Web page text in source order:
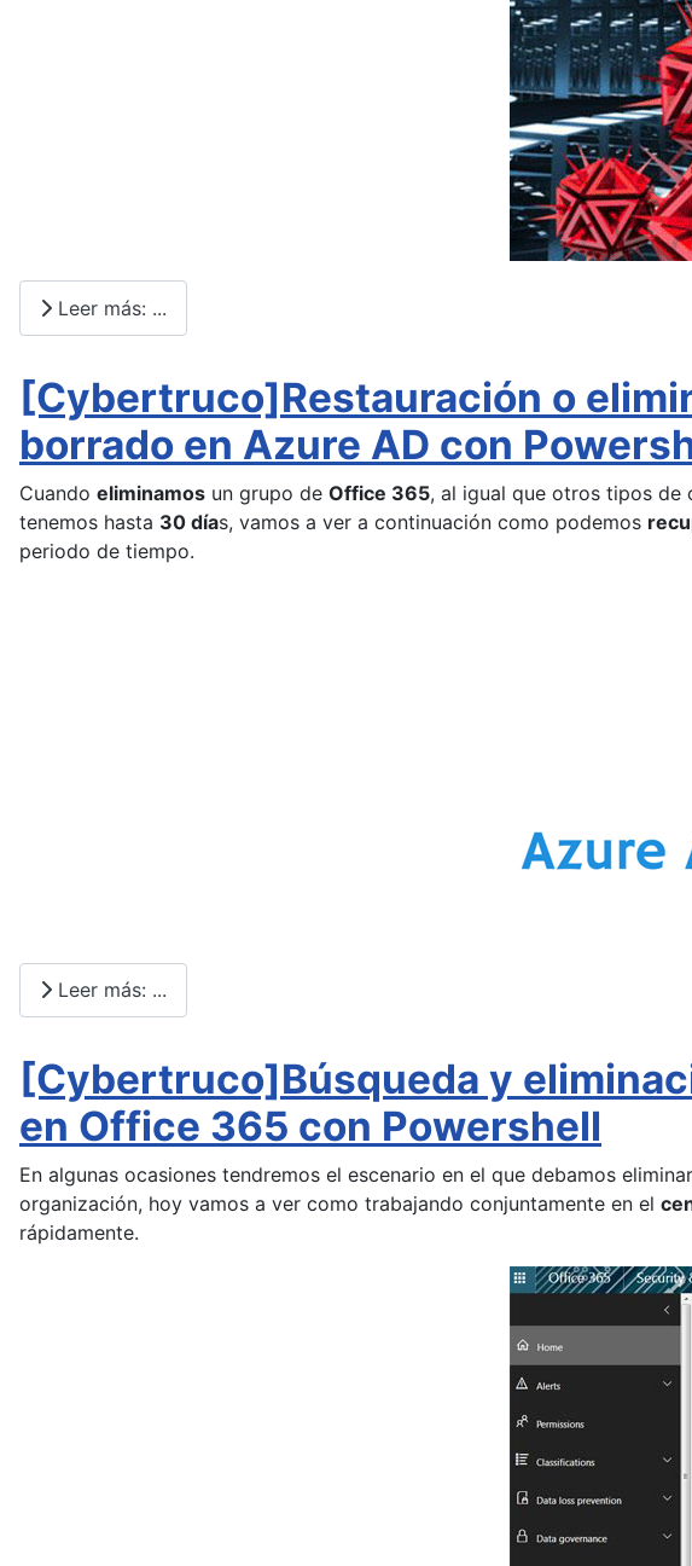
Leer más: ...
[Cybertruco]Restauración o
borrado en Azure AD con
Cuando eliminamos un grupo de Office 365, al igual que otros tipos de
tenemos hasta 30 días, vamos a ver a continuación como podemos
periodo de tiempo.
Leer más: ...
[Cybertruco]Búsqueda y
en Office 365 con Powershell
En algunas ocasiones tendremos el escenario en el que debamos
organización, hoy vamos a ver como trabajando conjuntamente en el
rápidamente.